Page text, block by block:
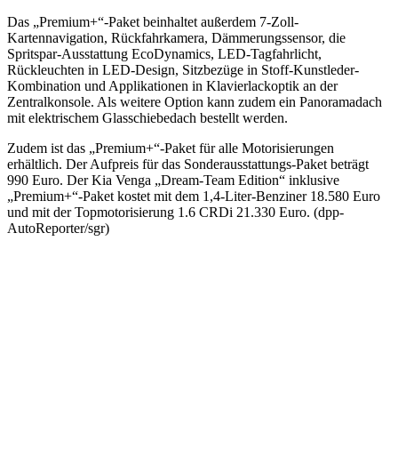
Das „Premium+“-Paket beinhaltet außerdem 7-Zoll-
Kartennavigation, Rückfahrkamera, Dämmerungssensor, die
Spritspar-Ausstattung EcoDynamics, LED-Tagfahrlicht,
Rückleuchten in LED-Design, Sitzbezüge in Stoff-Kunstleder-
Kombination und Applikationen in Klavierlackoptik an der
Zentralkonsole. Als weitere Option kann zudem ein Panoramadach
mit elektrischem Glasschiebedach bestellt werden.
Zudem ist das „Premium+“-Paket für alle Motorisierungen
erhältlich. Der Aufpreis für das Sonderausstattungs-Paket beträgt
990 Euro. Der Kia Venga „Dream-Team Edition“ inklusive
„Premium+“-Paket kostet mit dem 1,4-Liter-Benziner 18.580 Euro
und mit der Topmotorisierung 1.6 CRDi 21.330 Euro. (dpp-
AutoReporter/sgr)